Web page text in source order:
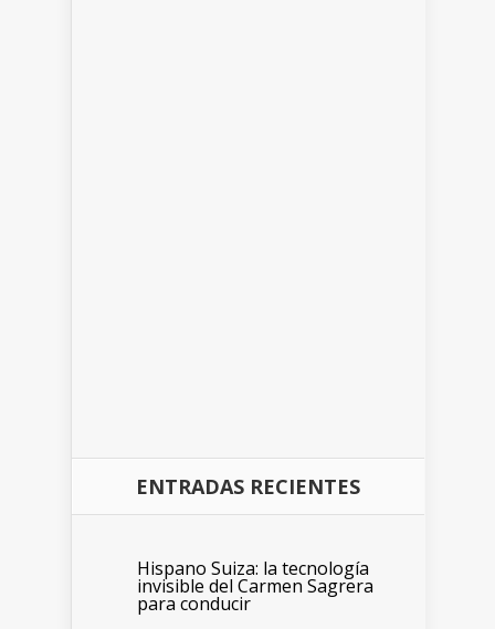
ENTRADAS RECIENTES
Hispano Suiza: la tecnología
invisible del Carmen Sagrera
para conducir